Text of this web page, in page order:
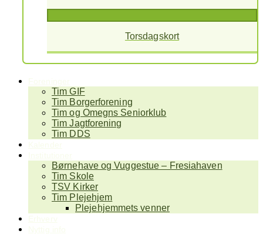
Torsdagskort
Tim GIF
Tim Borgerforening
Tim og Omegns Seniorklub
Tim Jagtforening
Tim DDS
Børnehave og Vuggestue – Fresiahaven
Tim Skole
TSV Kirker
Tim Plejehjem
Plejehjemmets venner